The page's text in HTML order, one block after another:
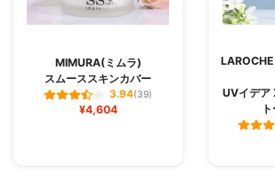
MIMURA(ミムラ)
スムーススキンカバー
3.94(39)
¥4,604
UVイデア